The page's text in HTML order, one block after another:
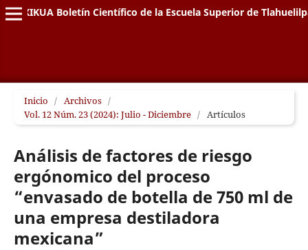
XIKUA Boletín Científico de la Escuela Superior de
Inicio / Archivos /
Vol. 12 Núm. 23 (2024): Julio - Diciembre / Artículos
Análisis de factores de riesgo
ergónomico del proceso
“envasado de botella de 750 ml de
una empresa destiladora
mexicana”